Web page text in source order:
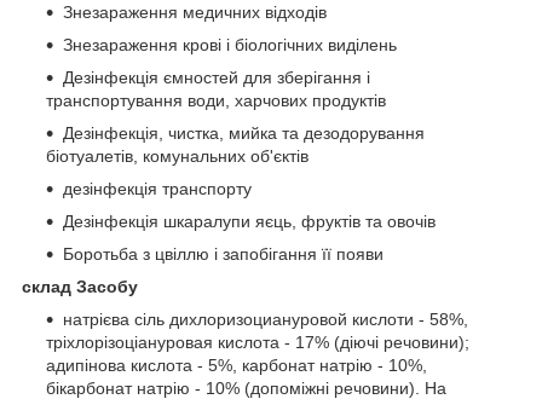
Знезараження медичних відходів
Знезараження крові і біологічних виділень
Дезінфекція ємностей для зберігання і
транспортування води, харчових продуктів
Дезінфекція, чистка, мийка та дезодорування
біотуалетів, комунальних об'єктів
дезінфекція транспорту
Дезінфекція шкаралупи яєць, фруктів та овочів
Боротьба з цвіллю і запобігання її появи
склад Засобу
натрієва сіль дихлоризоциануровой кислоти - 58%,
тріхлорізоціануровая кислота - 17% (діючі речовини);
адипінова кислота - 5%, карбонат натрію - 10%,
бікарбонат натрію - 10% (допоміжні речовини). На